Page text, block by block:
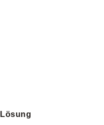
Lösung